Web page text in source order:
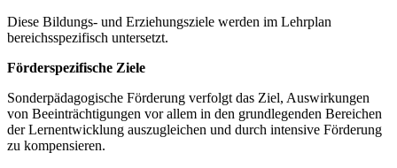
Diese Bildungs- und Erziehungsziele werden im Lehrplan
bereichsspezifisch untersetzt.
Förderspezifische Ziele
Sonderpädagogische Förderung verfolgt das Ziel, Auswirkungen
von Beeinträchtigungen vor allem in den grundlegenden Bereichen
der Lernentwicklung auszugleichen und durch intensive Förderung
zu kompensieren.